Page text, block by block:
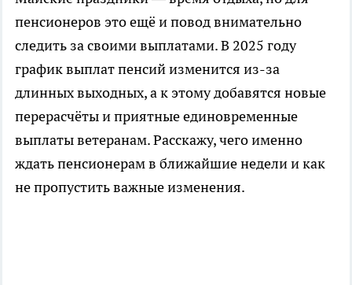
пенсионеров это ещё и повод внимательно
следить за своими выплатами. В 2025 году
график выплат пенсий изменится из-за
длинных выходных, а к этому добавятся новые
перерасчёты и приятные единовременные
выплаты ветеранам. Расскажу, чего именно
ждать пенсионерам в ближайшие недели и как
не пропустить важные изменения.